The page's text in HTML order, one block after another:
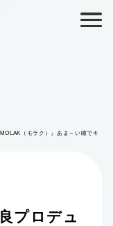
（モラク）』あま～い瞳でキ
プロデュ